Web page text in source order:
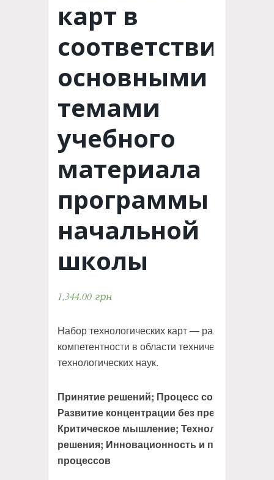
карт в
соответствии с
основными
темами
учебного
материала
программы
начальной
школы
1,344.00 грн
Набор технологических карт — развивайте
компетентности в области технических и
технологических наук.
Принятие решений; Процесс создания;
Развитие концентрации без прерывания;
Критическое мышление; Технологические
решения; Инновационность и понимание
процессов